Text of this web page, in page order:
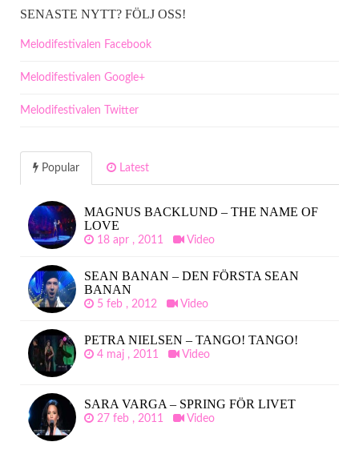
SENASTE NYTT? FÖLJ OSS!
Melodifestivalen Facebook
Melodifestivalen Google+
Melodifestivalen Twitter
Popular Latest
MAGNUS BACKLUND – THE NAME OF
LOVE
18 apr , 2011 Video
SEAN BANAN – DEN FÖRSTA SEAN
BANAN
5 feb , 2012 Video
PETRA NIELSEN – TANGO! TANGO!
4 maj , 2011 Video
SARA VARGA – SPRING FÖR LIVET
27 feb , 2011 Video